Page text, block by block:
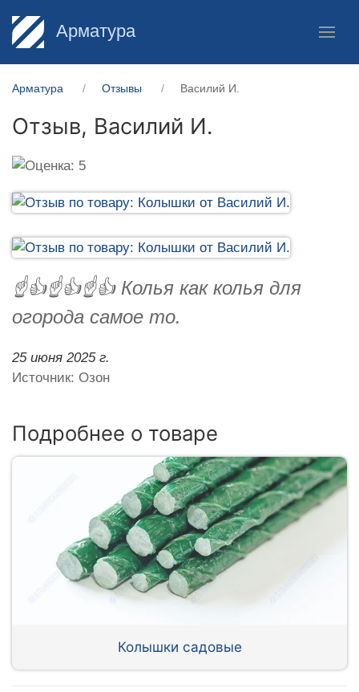
Арматура
Арматура Отзывы Василий И.
Отзыв, Василий И.
☝️👍☝️👍☝️👍 Колья как колья для
огорода самое то.
25 июня 2025 г.
Источник: Озон
Подробнее о товаре
Колышки садовые